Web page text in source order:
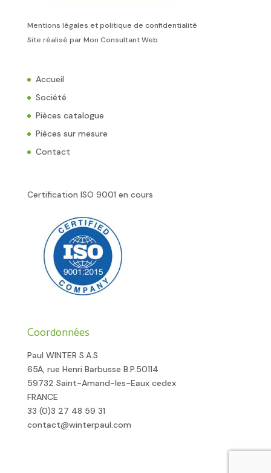
Mentions légales et politique de confidentialité
Site réalisé parMon Consultant Web.
Accueil
Société
Pièces catalogue
Pièces sur mesure
Contact
Certification ISO 9001 en cours
Coordonnées
Paul WINTER S.A.S
65A, rue Henri Barbusse B.P.50114
59732 Saint-Amand-les-Eaux cedex
FRANCE
33 (0)3 27 48 59 31
contact@winterpaul.com